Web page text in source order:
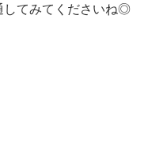
してみてくださいね◎